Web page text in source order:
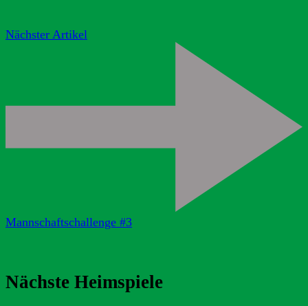
Nächster Artikel
Mannschaftschallenge #3
Nächste Heimspiele